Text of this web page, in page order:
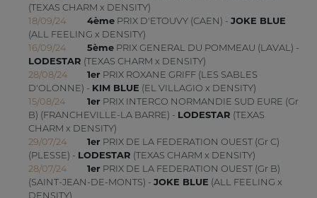
(TEXAS CHARM x DENSITY)
18/09/24
4èmePRIX D'ETOUVY (CAEN) - JOKE BLUE
(ALL FEELING x DENSITY)
16/09/24
5èmePRIX GENERAL DU POMMEAU (LAVAL) -
LODESTAR (TEXAS CHARM x DENSITY)
28/08/24
1erPRIX ROXANE GRIFF (LES SABLES
D'OLONNE) - KIM BLUE (EL VILLAGIO x DENSITY)
15/08/24
1erPRIX INTERCO NORMANDIE SUD EURE (Gr
B) (FRANCHEVILLE-LA BARRE) - LODESTAR (TEXAS
CHARM x DENSITY)
29/07/24
1erPRIX DE LA FEDERATION OUEST (Gr C)
(PLESSE) - LODESTAR (TEXAS CHARM x DENSITY)
28/07/24
1erPRIX DE LA FEDERATION OUEST (Gr B)
(SAINT-JEAN-DE-MONTS) - JOKE BLUE (ALL FEELING x
DENSITY)